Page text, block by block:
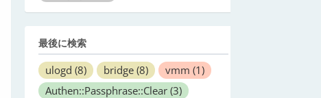
最後に検索
ulogd (8) bridge (8) vmm (1)
Authen::Passphrase::Clear (3)